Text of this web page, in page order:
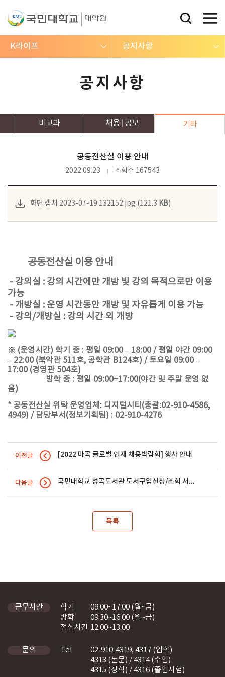
K라이프 공지사항
공지사항
비교과 채용 공모 기타
공동전산실 이용 안내
2022.09.23 조회수 167543
화면 캡처 2023-07-19 132152.jpg (121.3 KB)
공동전산실 이용 안내
- 강의실 : 강의 시간에만 개방 빛 강의 목적으로만 이용
가능
- 개방실 : 운영 시간동안 개방 및 자유롭게 이용 가능
- 강의/개방실 : 강의 시간 외 개방
※ (운영시간) 학기 중 : 평일 09:00 – 18:00 / 평일 야간 09:00
– 22:00 (북악관 511호, 공학관 B124호) / 토요일 09:00 –
17:00 (경영관 504호)
방학 중 : 평일 09:00~17:00(야간 및 주말 운영 없
음)
* 공동전산실 위탁 운영업체: 디지털시티(총괄:02-910-4586,
4949) / 담당부서(정보기획팀) : 02-910-4276
이전글 [2022 마곡 글로벌 인재 채용박람회] 행사 안내
다음글 국민대학교 성곡도서관 도서구입신청/조회 서비스 안내
목록
근무시간 학기
09:00~17:00 (월~금)
방학
09:30~16:00 (월~금)
점심시간 12:00~13:00
문의 Tel
02-910-4319, 4317 (입학)
4313 (논문) / 4314 (수업)
4315 (장학) / 4316 (졸업시험)